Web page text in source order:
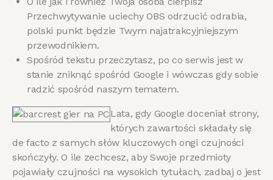
Przechwytywanie uciechy OBS odrzucić odrabia,
polski punkt będzie Twym najatrakcyjniejszym
przewodnikiem.
Spośród tekstu przeczytasz, po co serwis jest w
stanie zniknąć spośród Google i wówczas gdy sobie
radzić spośród naszym tematem.
Lata, gdy Google doceniał strony,
których zawartości składały się
de facto z samych słów kluczowych ongi czujności
skończyły. O ile zechcesz, aby Swoje przedmioty
pojawiały czujności na wysokich tytułach, zadbaj o jest